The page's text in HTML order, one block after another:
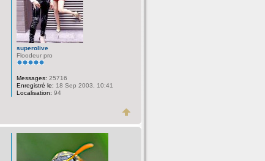
superolive
Floodeur pro
Messages: 25716
Enregistré le: 18 Sep 2003, 10:41
Localisation: 94